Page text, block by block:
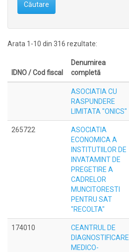
Căutare
Arata 1-10 din 316 rezultate:
IDNO / Cod fiscal
Denumirea
completă
ASOCIATIA CU
RASPUNDERE
LIMITATA "ONICS"
265722
ASOCIATIA
ECONOMICA A
INSTITUTIILOR DE
INVATAMINT DE
PREGETIRE A
CADRELOR
MUNCITORESTI
PENTRU SAT
"RECOLTA"
174010
CEANTRUL DE
DIAGNOSTIFICARE
MEDICO-